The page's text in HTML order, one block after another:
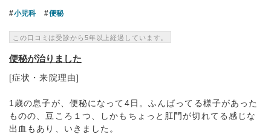
小児科 便秘
この口コミは受診から5年以上経過しています。
便秘が治りました
[症状・来院理由]
1歳の息子が、便秘になって4日。ふんばってる様子があった
ものの、豆ころ１つ、しかもちょっと肛門が切れてる感じな
出血もあり、いきました。